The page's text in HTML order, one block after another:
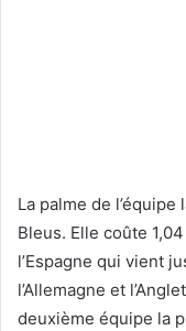
La palme de
Bleus. Elle coûte
l’Espagne qui vient
l’Allemagne et
deuxième équipe la